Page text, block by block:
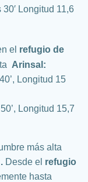
30′ Longitud 11,6
el refugio de
Arinsal:
Longitud 15
Longitud 15,7
más alta
. Desde el refugio
hasta